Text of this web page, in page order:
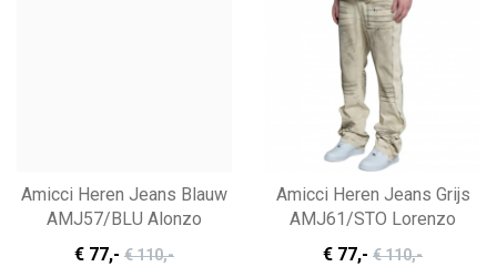
Amicci Heren Jeans Blauw
AMJ57/BLU Alonzo
€ 77,- € 110,-
Amicci Heren Jeans Grijs
AMJ61/STO Lorenzo
€ 77,- € 110,-